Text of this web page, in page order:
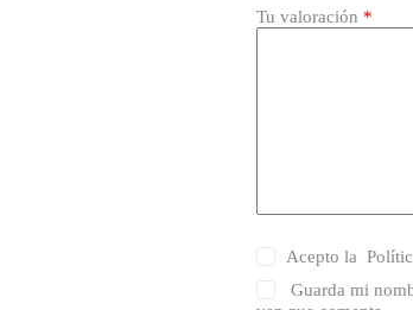
Tu valoración *
Acepto la
Guarda mi